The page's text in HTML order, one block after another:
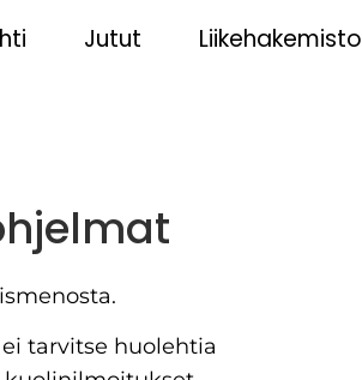
Jutut Liikehakemisto
tarvitse huolehtia